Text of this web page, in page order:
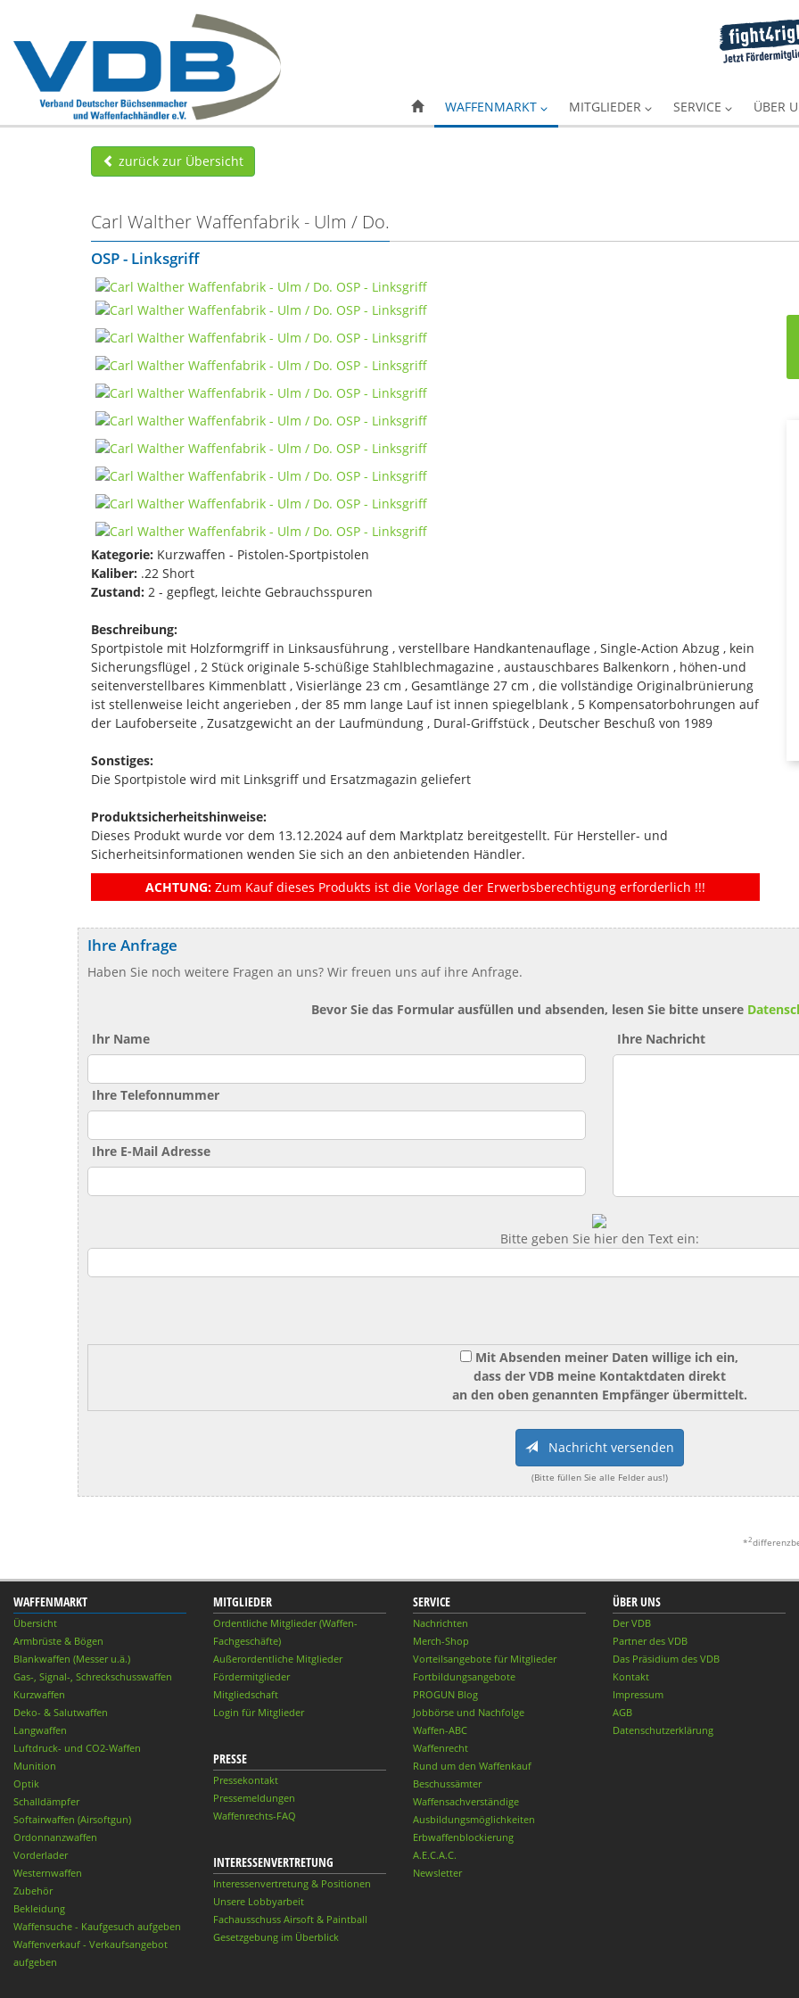
WAFFENMARKT MITGLIEDER SERVICE ÜBER
zurück zur Übersicht
Carl Walther Waffenfabrik - Ulm / Do.
OSP - Linksgriff
Kategorie: Kurzwaffen - Pistolen-Sportpistolen
Kaliber: .22 Short
Zustand: 2 - gepflegt, leichte Gebrauchsspuren
Beschreibung:
Sportpistole mit Holzformgriff in Linksausführung , verstellbare Handkantenauflage , Single-Action Abzug , kein
Sicherungsflügel , 2 Stück originale 5-schüßige Stahlblechmagazine , austauschbares Balkenkorn , höhen-und
seitenverstellbares Kimmenblatt , Visierlänge 23 cm , Gesamtlänge 27 cm , die vollständige Originalbrünierung
ist stellenweise leicht angerieben , der 85 mm lange Lauf ist innen spiegelblank , 5 Kompensatorbohrungen auf
der Laufoberseite , Zusatzgewicht an der Laufmündung , Dural-Griffstück , Deutscher Beschuß von 1989
Sonstiges:
Die Sportpistole wird mit Linksgriff und Ersatzmagazin geliefert
Produktsicherheitshinweise:
Dieses Produkt wurde vor dem 13.12.2024 auf dem Marktplatz bereitgestellt. Für Hersteller- und
Sicherheitsinformationen wenden Sie sich an den anbietenden Händler.
ACHTUNG: Zum Kauf dieses Produkts ist die Vorlage der Erwerbsberechtigung erforderlich !!!
Ihre Anfrage
Haben Sie noch weitere Fragen an uns? Wir freuen uns auf ihre Anfrage.
Bevor Sie das Formular ausfüllen und absenden, lesen Sie bitte unsere
Ihr Name
Ihre Telefonnummer
Ihre E-Mail Adresse
Ihre Nachricht
Bitte geben Sie hier den Text ein:
Mit Absenden meiner Daten willige ich ein,
dass der VDB meine Kontaktdaten direkt
an den oben genannten Empfänger übermittelt.
Nachricht versenden
(Bitte füllen Sie alle Felder aus!)
*2
WAFFENMARKT
Übersicht
Armbrüste & Bögen
Blankwaffen (Messer u.ä.)
Gas-, Signal-, Schreckschusswaffen
Kurzwaffen
Deko- & Salutwaffen
Langwaffen
Luftdruck- und CO2-Waffen
Munition
Optik
Schalldämpfer
Softairwaffen (Airsoftgun)
Ordonnanzwaffen
Vorderlader
Westernwaffen
Zubehör
Bekleidung
Waffensuche - Kaufgesuch aufgeben
Waffenverkauf - Verkaufsangebot
aufgeben
MITGLIEDER
Ordentliche Mitglieder (Waffen-
Fachgeschäfte)
Außerordentliche Mitglieder
Fördermitglieder
Mitgliedschaft
Login für Mitglieder
PRESSE
Pressekontakt
Pressemeldungen
Waffenrechts-FAQ
INTERESSENVERTRETUNG
Interessenvertretung & Positionen
Unsere Lobbyarbeit
Fachausschuss Airsoft & Paintball
Gesetzgebung im Überblick
SERVICE
Nachrichten
Merch-Shop
Vorteilsangebote für Mitglieder
Fortbildungsangebote
PROGUN Blog
Jobbörse und Nachfolge
Waffen-ABC
Waffenrecht
Rund um den Waffenkauf
Beschussämter
Waffensachverständige
Ausbildungsmöglichkeiten
Erbwaffenblockierung
A.E.C.A.C.
Newsletter
ÜBER UNS
Der VDB
Partner des VDB
Das Präsidium des VDB
Kontakt
Impressum
AGB
Datenschutzerklärung